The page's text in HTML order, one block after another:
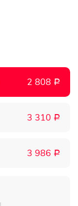
2 808 Р
3 310 Р
3 986 Р